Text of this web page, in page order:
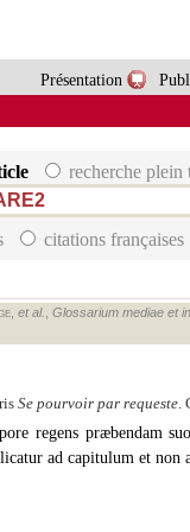
Présentation
recherche plein
citations françaises
, et al. Glossarium mediae et
Se pourvoir par requeste.
regens præbendam
ad capitulum et non